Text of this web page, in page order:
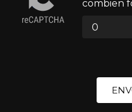
combien